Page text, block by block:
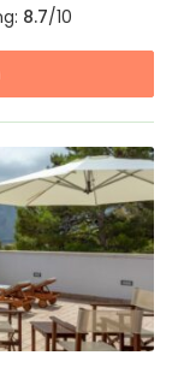
8.7/10